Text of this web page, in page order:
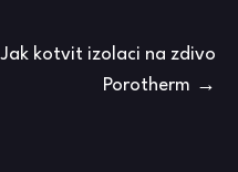
Jak kotvit izolaci na zdivo
Porotherm